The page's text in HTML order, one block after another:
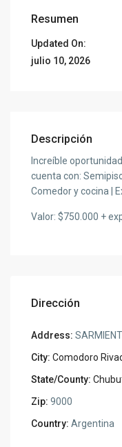
Resumen
Updated On:
julio 10, 2026
Descripción
Increíble
cuenta con:
Comedor y cocina |
Valor: $750.000 +
Dirección
Address:
City: Comodoro
State/County:
Zip: 9000
Country: Argentina